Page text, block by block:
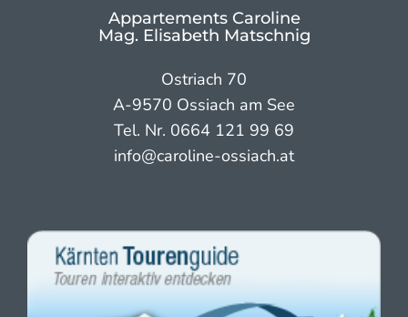
Appartements Caroline
Mag. Elisabeth Matschnig
Ostriach 70
A-9570 Ossiach am See
Tel. Nr. 0664 121 99 69
info@caroline-ossiach.at